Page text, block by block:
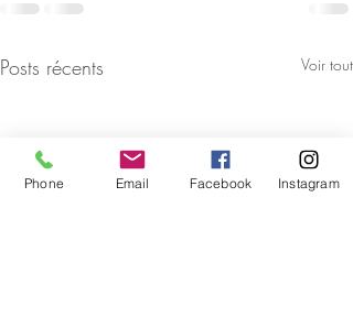
Posts récents Voir tout
Phone Email Facebook Instagram